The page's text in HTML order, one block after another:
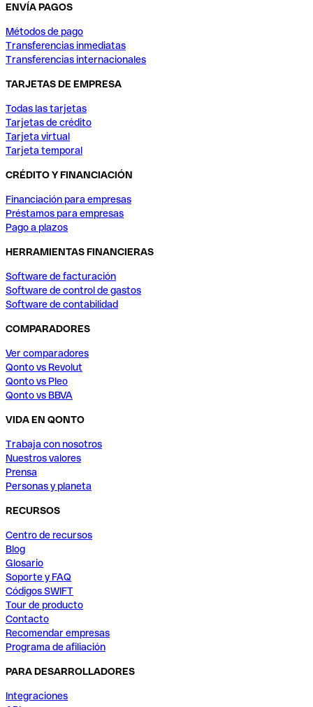
ENVÍA PAGOS
Métodos de pago
Transferencias inmediatas
Transferencias internacionales
TARJETAS DE EMPRESA
Todas las tarjetas
Tarjetas de crédito
Tarjeta virtual
Tarjeta temporal
CRÉDITO Y FINANCIACIÓN
Financiación para empresas
Préstamos para empresas
Pago a plazos
HERRAMIENTAS FINANCIERAS
Software de facturación
Software de control de gastos
Software de contabilidad
COMPARADORES
Ver comparadores
Qonto vs Revolut
Qonto vs Pleo
Qonto vs BBVA
VIDA EN QONTO
Trabaja con nosotros
Nuestros valores
Prensa
Personas y planeta
RECURSOS
Centro de recursos
Blog
Glosario
Soporte y FAQ
Códigos SWIFT
Tour de producto
Contacto
Recomendar empresas
Programa de afiliación
PARA DESARROLLADORES
Integraciones